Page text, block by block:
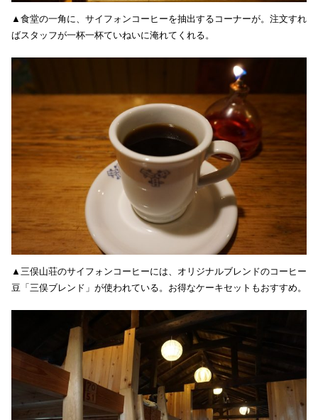
▲食堂の一角に、サイフォンコーヒーを抽出するコーナーが。注文すれ
ばスタッフが一杯一杯ていねいに淹れてくれる。
▲三俣山荘のサイフォンコーヒーには、オリジナルブレンドのコーヒー
豆「三俣ブレンド」が使われている。お得なケーキセットもおすすめ。